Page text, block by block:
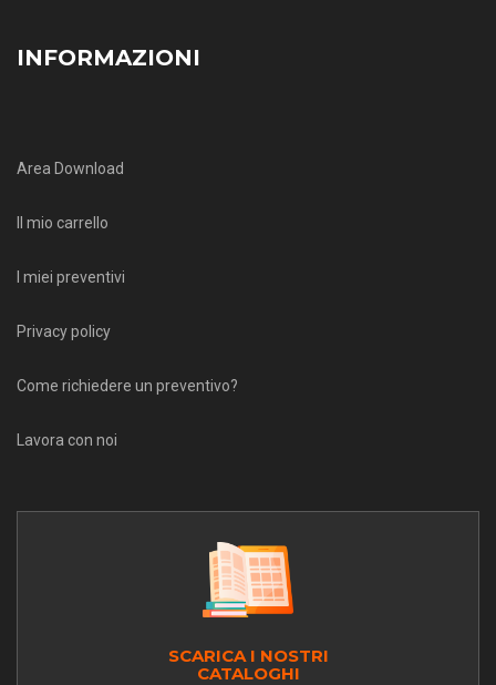
INFORMAZIONI
Area Download
Il mio carrello
I miei preventivi
Privacy policy
Come richiedere un preventivo?
Lavora con noi
SCARICA I NOSTRI
CATALOGHI